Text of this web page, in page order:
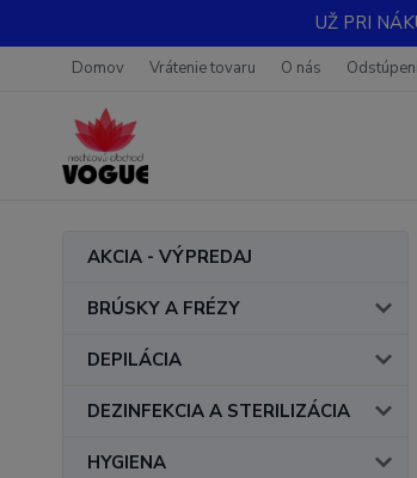
UŽ PRI
Domov Vrátenie tovaru O nás
AKCIA - VÝPREDAJ
BRÚSKY A FRÉZY
DEPILÁCIA
DEZINFEKCIA A STERILIZÁCIA
HYGIENA